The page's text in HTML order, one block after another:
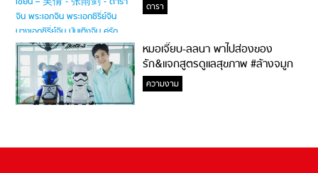
ดารา
หมอเจี๊ยบ-ลลนา พาไปส่องของ
รัก&แจกสูตรดูแลสุขภาพ #ล้างจมูก
ไม่ยากจะสอนให้
ความงาม